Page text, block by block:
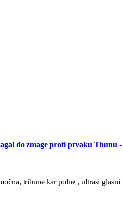
do zmage proti prvaku Thunu
tribune kar polne , ultrasi